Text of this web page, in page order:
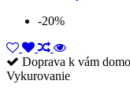
-20%
Doprava k vám
Vykurovanie